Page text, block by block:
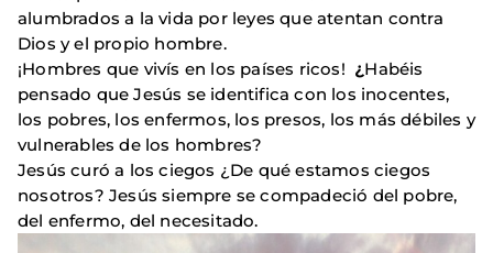
alumbrados a la vida por leyes que atentan contra
Dios y el propio hombre.
¡Hombres que vivís en los países ricos! ¿Habéis
pensado que Jesús se identifica con los inocentes,
los pobres, los enfermos, los presos, los más débiles y
vulnerables de los hombres?
Jesús curó a los ciegos ¿De qué estamos ciegos
nosotros? Jesús siempre se compadeció del pobre,
del enfermo, del necesitado.